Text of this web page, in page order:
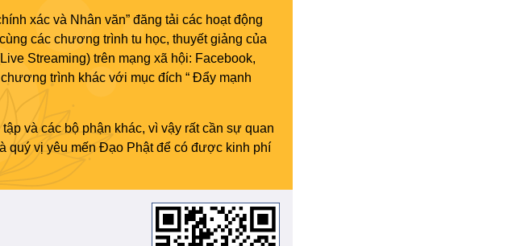
xác và Nhân văn” đăng tải các hoạt động
các chương trình tu học, thuyết giảng của
Streaming) trên mạng xã hội: Facebook,
trình khác với mục đích “ Đẩy mạnh
và các bộ phận khác, vì vậy rất cần sự quan
quý vị yêu mến Đạo Phật để có được kinh phí